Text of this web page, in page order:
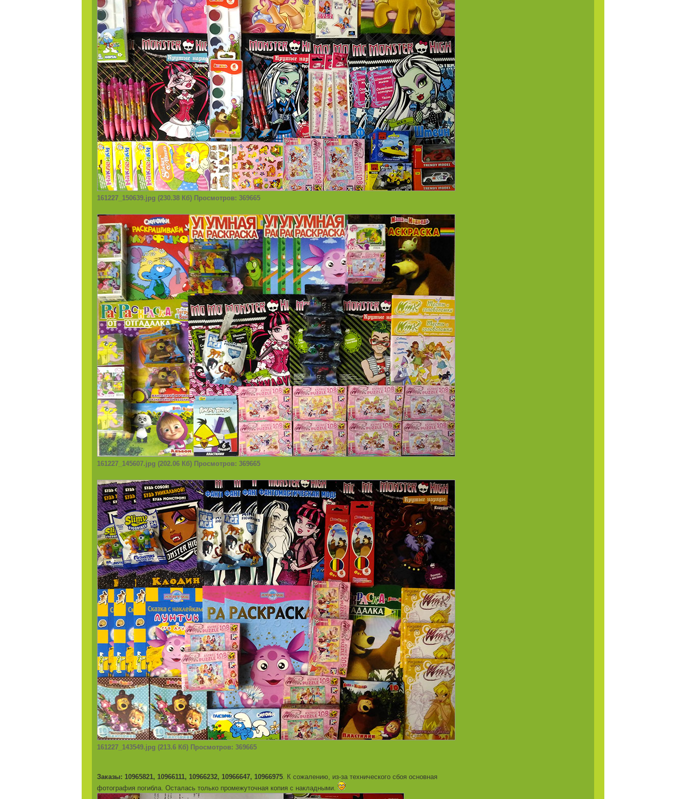
161227_150639.jpg (230.38 Кб) Просмотров: 369665
161227_145607.jpg (202.06 Кб) Просмотров: 369665
161227_143549.jpg (213.6 Кб) Просмотров: 369665
Заказы: 10965821, 10966111, 10966232, 10966647, 10966975. К сожалению, из-за технического сбоя основная
фотография погибла. Осталась только промежуточная копия с накладными.